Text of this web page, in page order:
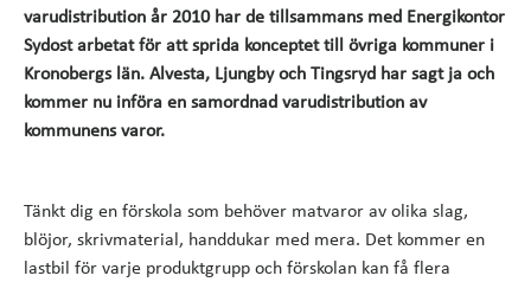
varudistribution år 2010 har de tillsammans med Energikontor
Sydost arbetat för att sprida konceptet till övriga kommuner i
Kronobergs län. Alvesta, Ljungby och Tingsryd har sagt ja och
kommer nu införa en samordnad varudistribution av
kommunens varor.
Tänkt dig en förskola som behöver matvaror av olika slag,
blöjor, skrivmaterial, handdukar med mera. Det kommer en
lastbil för varje produktgrupp och förskolan kan få flera